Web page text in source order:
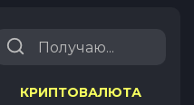
КРИПТОВАЛЮТА